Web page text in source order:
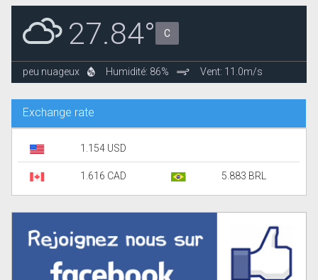
27.84° C
peu nuageux Humidité: 86% Vent: 11.0m/s
Exchange rate
1.154 USD
1.616 CAD 5.883 BRL